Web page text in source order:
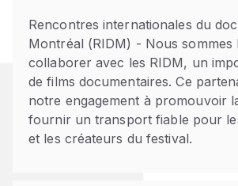
Rencontres internationales du
Montréal (RIDM) - Nous sommes
collaborer avec les RIDM, un
de films documentaires. Ce
notre engagement à promouvoir
fournir un transport fiable pour
et les créateurs du festival.